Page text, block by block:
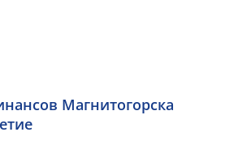
Магнитогорска